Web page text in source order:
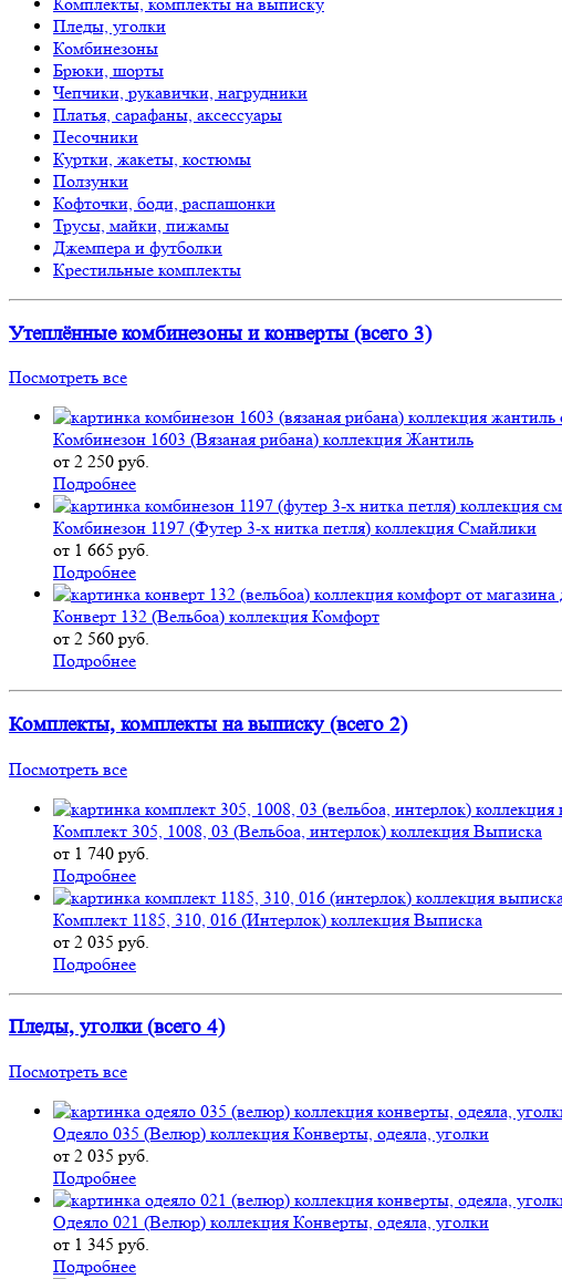
Пледы, уголки
Комбинезоны
Брюки, шорты
Чепчики, рукавички, нагрудники
Платья, сарафаны, аксессуары
Песочники
Куртки, жакеты, костюмы
Ползунки
Кофточки, боди, распашонки
Трусы, майки, пижамы
Джемпера и футболки
Крестильные комплекты
Утеплённые комбинезоны и конверты (всего 3)
Посмотреть все
Комбинезон 1603 (Вязаная рибана) коллекция Жантиль
от 2 250 руб.
Подробнее
Комбинезон 1197 (Футер 3-х нитка петля) коллекция Смайлики
от 1 665 руб.
Подробнее
Конверт 132 (Вельбоа) коллекция Комфорт
от 2 560 руб.
Подробнее
Комплекты, комплекты на выписку (всего 2)
Посмотреть все
Комплект 305, 1008, 03 (Вельбоа, интерлок) коллекция Выписка
от 1 740 руб.
Подробнее
Комплект 1185, 310, 016 (Интерлок) коллекция Выписка
от 2 035 руб.
Подробнее
Пледы, уголки (всего 4)
Посмотреть все
Одеяло 035 (Велюр) коллекция Конверты, одеяла, уголки
от 2 035 руб.
Подробнее
Одеяло 021 (Велюр) коллекция Конверты, одеяла, уголки
от 1 345 руб.
Подробнее